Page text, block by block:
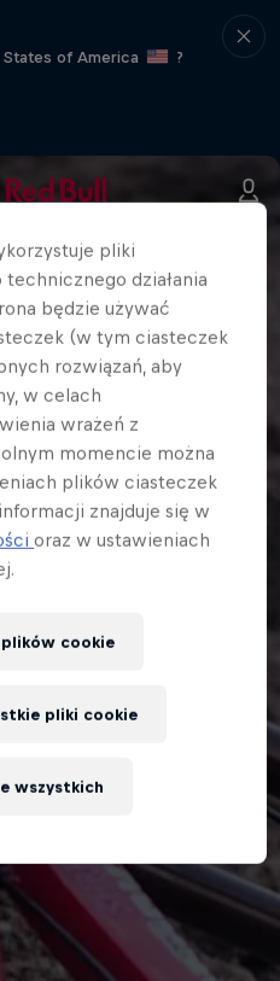
of America
?
pliki
działania
będzie używać
(w tym ciasteczek
rozwiązań, aby
w celach
wrażeń z
momencie można
plików ciasteczek
znajduje się w
oraz w ustawieniach
cookie
wszystkich
pliki cookie